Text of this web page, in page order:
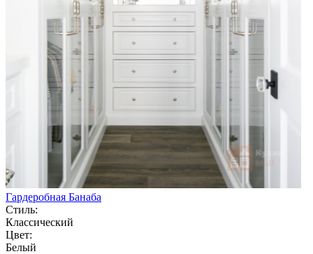
Гардеробная Банаба
Стиль:
Классический
Цвет:
Белый